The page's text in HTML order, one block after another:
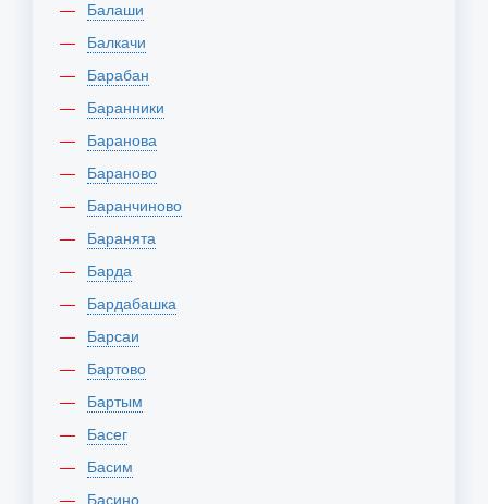
Балаши
Балкачи
Барабан
Баранники
Баранова
Бараново
Баранчиново
Баранята
Барда
Бардабашка
Барсаи
Бартово
Бартым
Басег
Басим
Басино